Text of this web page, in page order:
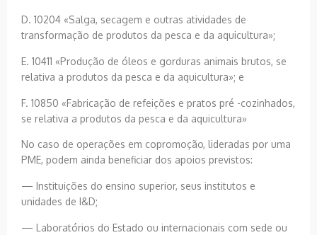
D. 10204 «Salga, secagem e outras atividades de
transformação de produtos da pesca e da aquicultura»;
E. 10411 «Produção de óleos e gorduras animais brutos, se
relativa a produtos da pesca e da aquicultura»; e
F. 10850 «Fabricação de refeições e pratos pré -cozinhados,
se relativa a produtos da pesca e da aquicultura»
No caso de operações em copromoção, lideradas por uma
PME, podem ainda beneficiar dos apoios previstos:
— Instituições do ensino superior, seus institutos e
unidades de I&D;
— Laboratórios do Estado ou internacionais com sede ou